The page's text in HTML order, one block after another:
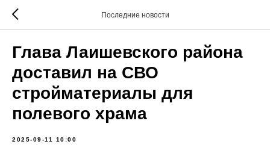
Последние новости
Глава Лаишевского района
доставил на СВО
стройматериалы для
полевого храма
2025-09-11 10:00